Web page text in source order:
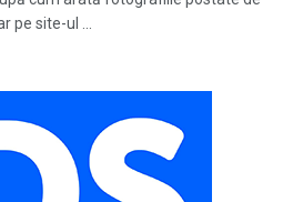
pe site-ul ...